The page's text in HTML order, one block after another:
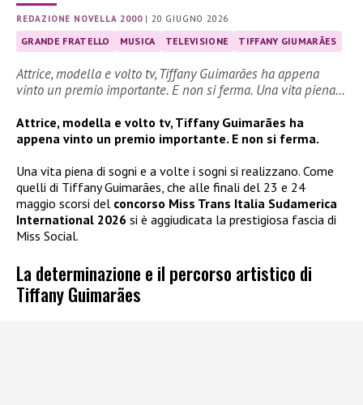
REDAZIONE NOVELLA 2000|20 GIUGNO 2026
GRANDE FRATELLO MUSICA TELEVISIONE TIFFANY GIUMARÃES
Attrice, modella e volto tv, Tiffany Guimarães ha appena
vinto un premio importante. E non si ferma. Una vita piena…
Attrice, modella e volto tv, Tiffany Guimarães ha
appena vinto un premio importante. E non si ferma.
Una vita piena di sogni e a volte i sogni si realizzano. Come
quelli di Tiffany Guimarães, che alle finali del 23 e 24
maggio scorsi del concorso Miss Trans Italia Sudamerica
International 2026 si è aggiudicata la prestigiosa fascia di
Miss Social.
La determinazione e il percorso artistico di
Tiffany Guimarães